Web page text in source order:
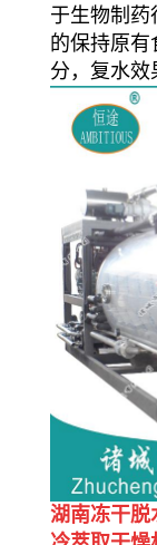
于生物制药
的保持原有
分，复水效
湖南冻干脱